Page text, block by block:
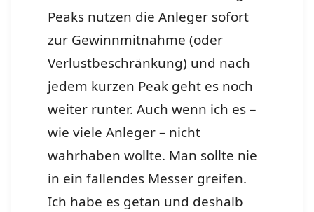
Peaks nutzen die Anleger sofort
zur Gewinnmitnahme (oder
Verlustbeschränkung) und nach
jedem kurzen Peak geht es noch
weiter runter. Auch wenn ich es –
wie viele Anleger – nicht
wahrhaben wollte. Man sollte nie
in ein fallendes Messer greifen.
Ich habe es getan und deshalb